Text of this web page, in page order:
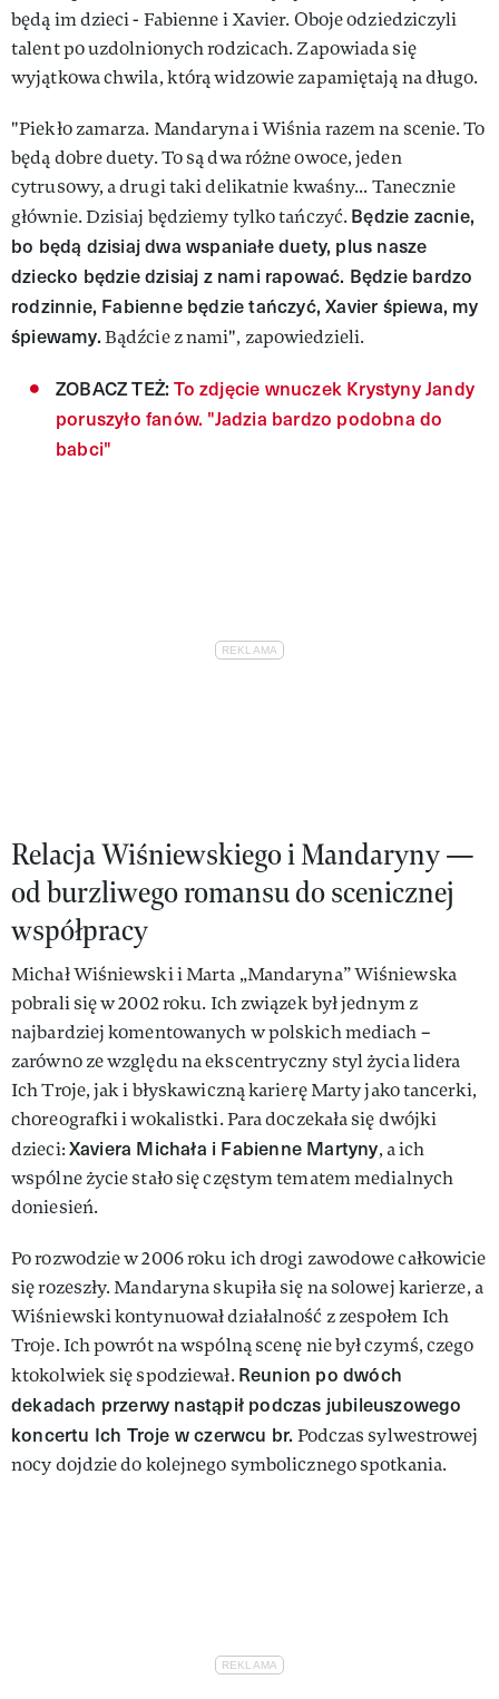
będą im dzieci - Fabienne i Xavier. Oboje odziedziczyli
talent po uzdolnionych rodzicach. Zapowiada się
wyjątkowa chwila, którą widzowie zapamiętają na długo.
"Piekło zamarza. Mandaryna i Wiśnia razem na scenie. To
będą dobre duety. To są dwa różne owoce, jeden
cytrusowy, a drugi taki delikatnie kwaśny... Tanecznie
głównie. Dzisiaj będziemy tylko tańczyć. Będzie zacnie,
bo będą dzisiaj dwa wspaniałe duety, plus nasze
dziecko będzie dzisiaj z nami rapować. Będzie bardzo
rodzinnie, Fabienne będzie tańczyć, Xavier śpiewa, my
śpiewamy.Bądźcie z nami", zapowiedzieli.
ZOBACZ TEŻ:To zdjęcie wnuczek Krystyny Jandy
poruszyło fanów. "Jadzia bardzo podobna do
babci"
Relacja Wiśniewskiego i Mandaryny —
od burzliwego romansu do scenicznej
współpracy
Michał Wiśniewski i Marta „Mandaryna” Wiśniewska
pobrali się w 2002 roku. Ich związek był jednym z
najbardziej komentowanych w polskich mediach –
zarówno ze względu na ekscentryczny styl życia lidera
Ich Troje, jak i błyskawiczną karierę Marty jako tancerki,
choreografki i wokalistki. Para doczekała się dwójki
dzieci:Xaviera Michała i Fabienne Martyny, a ich
wspólne życie stało się częstym tematem medialnych
doniesień.
Po rozwodzie w 2006 roku ich drogi zawodowe całkowicie
się rozeszły. Mandaryna skupiła się na solowej karierze, a
Wiśniewski kontynuował działalność z zespołem Ich
Troje. Ich powrót na wspólną scenę nie był czymś, czego
ktokolwiek się spodziewał. Reunion po dwóch
dekadach przerwy nastąpił podczas jubileuszowego
koncertu Ich Troje w czerwcu br. Podczas sylwestrowej
nocy dojdzie do kolejnego symbolicznego spotkania.